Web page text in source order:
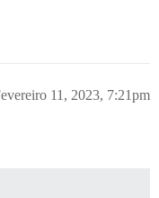
11, 2023, 7:21pm